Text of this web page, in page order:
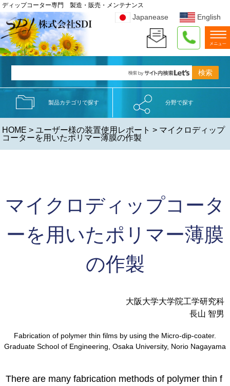
ディップコーター専門 製造・販売・メンテナンス
Japanease English
製品カテゴリで探す 分野で探す
HOME > ユーザー様の装置使用レポート > マイクロディップ
コーターを用いたポリマー薄膜の作製
マイクロディップコータ
ーを用いたポリマー薄膜
の作製
大阪大学大学院工学研究科
長山 智男
Fabrication of polymer thin films by using the Micro-dip-coater.
Graduate School of Engineering, Osaka University, Norio Nagayama
There are many fabrication methods of polymer thin f